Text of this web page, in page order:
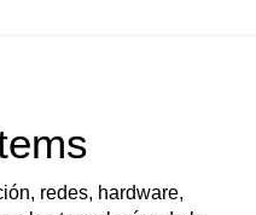
redes, hardware,